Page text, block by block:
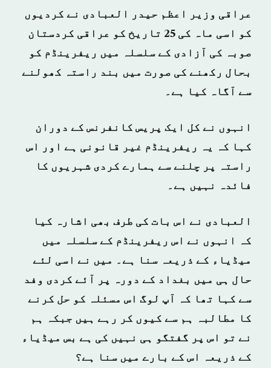
عراقی وزیر اعظم حیدر العبادی نے کردیوں
کو اسی ماہ کی 25 تاریخ کو عراقی کردستان
صوبہ کی آزادی کے سلسلہ میں ریفرینڈم کو
بحال رکھنے کی صورت میں بند راستہ کھولنے
سے آگاہ کیا ہے۔
انہوں نے کل ایک پریس کانفرنس کے دوران
کہا کہ یہ ریفرینڈم غیر قانونی ہے اور اس
راستہ پر چلنے سے ہمارے کردی شہریوں کا
فائدہ نہیں ہے۔
العبادی نے اس بات کی طرف بھی اشارہ کیا
کہ انہوں نے اس ریفرینڈم کے سلسلہ میں
میڈیاء کے ذریعہ سنا ہے۔ میں نے اسی لئے
حال ہی میں بغداد کے دورہ پر آئے کردی وفد
سے کہا تھا کہ آپ لوگ اس مسئلہ کو حل کرنے
کا مطالبہ ہم سے کیوں کر رہے ہیں جبکہ ہم
نے تو اس پر گفتگو ہی نہیں کی ہے بس میڈیاء
کے ذریعہ اس کے بارے میں سنا ہے؟